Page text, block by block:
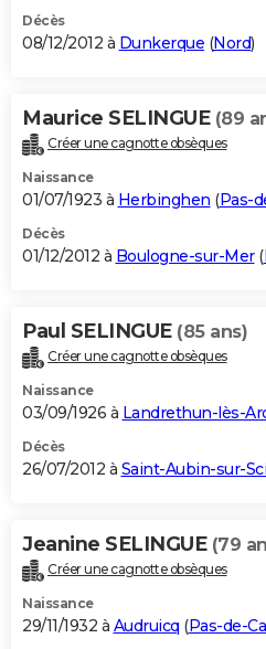
Décès
08/12/2012 à Dunkerque (Nord)
Maurice SELINGUE (89
Créer une cagnotte obsèques
Naissance
01/07/1923 à Herbinghen (Pas-
Décès
01/12/2012 à Boulogne-sur-Mer(
Paul SELINGUE (85 ans)
Créer une cagnotte obsèques
Naissance
03/09/1926 à Landrethun-lès-
Décès
26/07/2012 à Saint-Aubin-sur-
Jeanine SELINGUE (79
Créer une cagnotte obsèques
Naissance
29/11/1932 à Audruicq (Pas-de-